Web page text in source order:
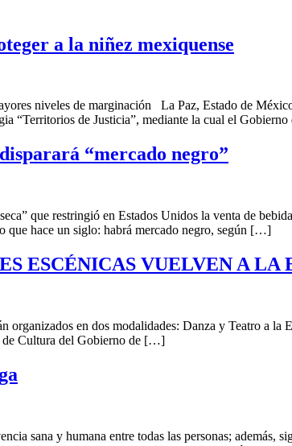
a la niñez mexiquense
niveles de marginación La Paz, Estado de
“Territorios de Justicia”, mediante la cual el
“mercado negro”
que restringió en Estados Unidos la venta de
que hace un siglo: habrá mercado negro, según […]
ESCÉNICAS VUELVEN A LA
en dos modalidades: Danza y Teatro a
de Cultura del Gobierno de […]
sana y humana entre todas las personas;